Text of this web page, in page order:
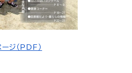
ジ（PDF）